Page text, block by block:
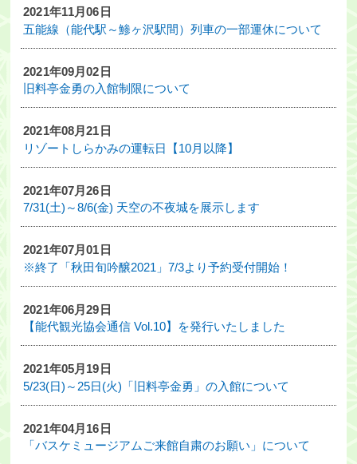
2021年11月06日
五能線（能代駅～鯵ヶ沢駅間）列車の一部運休について
2021年09月02日
旧料亭金勇の入館制限について
2021年08月21日
リゾートしらかみの運転日【10月以降】
2021年07月26日
7/31(土)～8/6(金) 天空の不夜城を展示します
2021年07月01日
※終了「秋田旬吟醸2021」7/3より予約受付開始！
2021年06月29日
【能代観光協会通信 Vol.10】を発行いたしました
2021年05月19日
5/23(日)～25日(火)「旧料亭金勇」の入館について
2021年04月16日
「バスケミュージアムご来館自粛のお願い」について